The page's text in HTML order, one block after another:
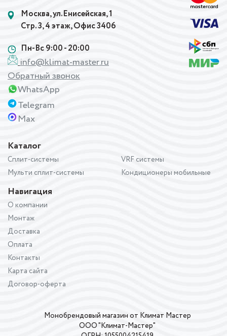
Каталог
Сплит-системы
Мульти сплит-системы
VRF системы
Кондиционеры мобильные
Навигация
О компании
Монтаж
Доставка
Оплата
Контакты
Карта сайта
Договор-оферта
Москва, ул.Енисейская, 1
Стр. 3, 4 этаж, Офис 3406
Пн-Вс 9:00 - 20:00
info@klimat-master.ru
Обратный звонок
WhatsApp
Telegram
Max
Монобрендовый магазин от Климат Мастер
ООО "Климат-Мастер"